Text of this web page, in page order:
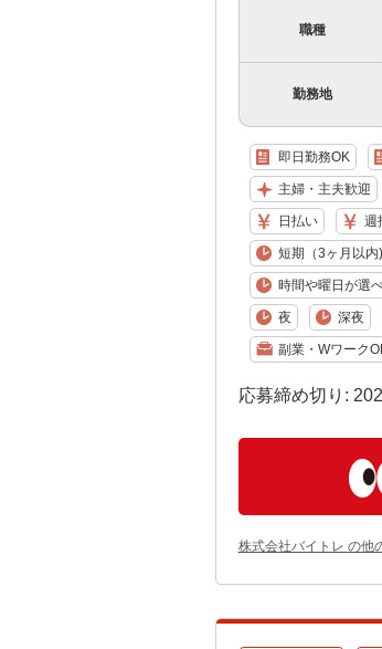
職種
勤務地
即日勤務OK
主婦・主夫歓迎
日払い 週
短期（3ヶ月以内)
時間や曜日が選
夜 深夜
副業・Wワーク
応募締め切り:
株式会社バイトレ の他